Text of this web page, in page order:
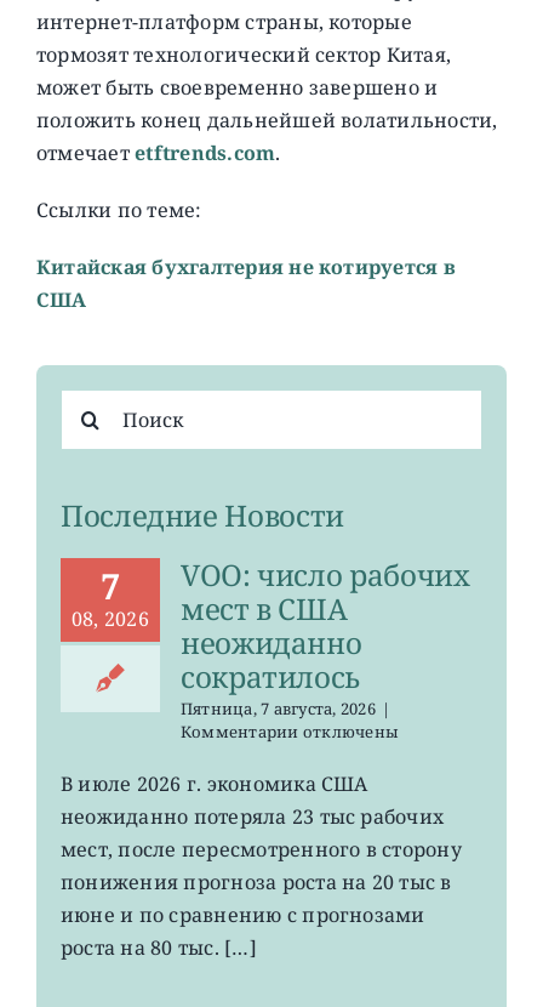
интернет-платформ страны, которые
тормозят технологический сектор Китая,
может быть своевременно завершено и
положить конец дальнейшей волатильности,
отмечаетetftrends.com.
Ссылки по теме:
Китайская бухгалтерия не котируется в
США
поиска:
Последние Новости
7
08, 2026
VOO: число рабочих
мест в США
неожиданно
сократилось
Пятница, 7 августа, 2026 |
Комментариик
VOO:
рабочих
мест
США
неожиданно
отключены
В июле 2026 г. экономика США
неожиданно потеряла 23 тыс рабочих
мест, после пересмотренного в сторону
понижения прогноза роста на 20 тыс в
июне и по сравнению с прогнозами
роста на 80 тыс. […]